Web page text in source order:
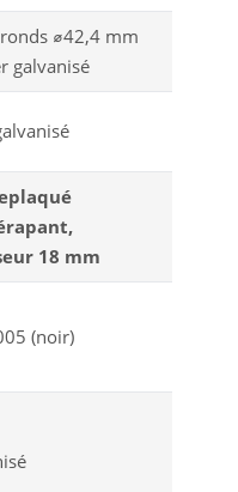
⌀42,4 mm
galvanisé
18 mm
(noir)